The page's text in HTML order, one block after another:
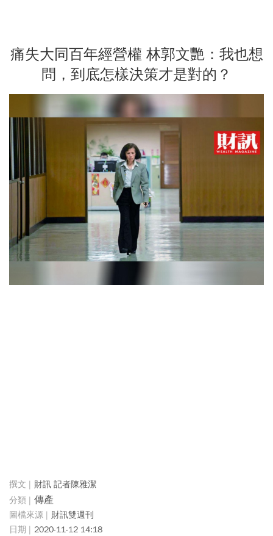
痛失大同百年經營權 林郭文艷：我也想
問，到底怎樣決策才是對的？
財訊 記者陳雅潔
傳產
財訊雙週刊
2020-11-12 14:18